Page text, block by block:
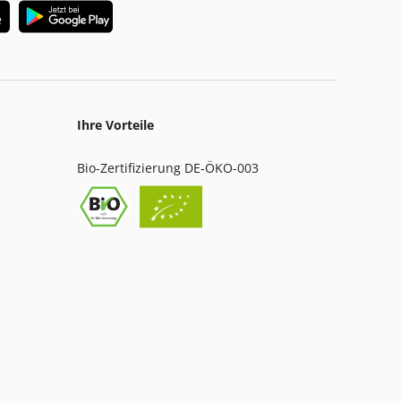
Ihre Vorteile
Bio-Zertifizierung DE-ÖKO-003